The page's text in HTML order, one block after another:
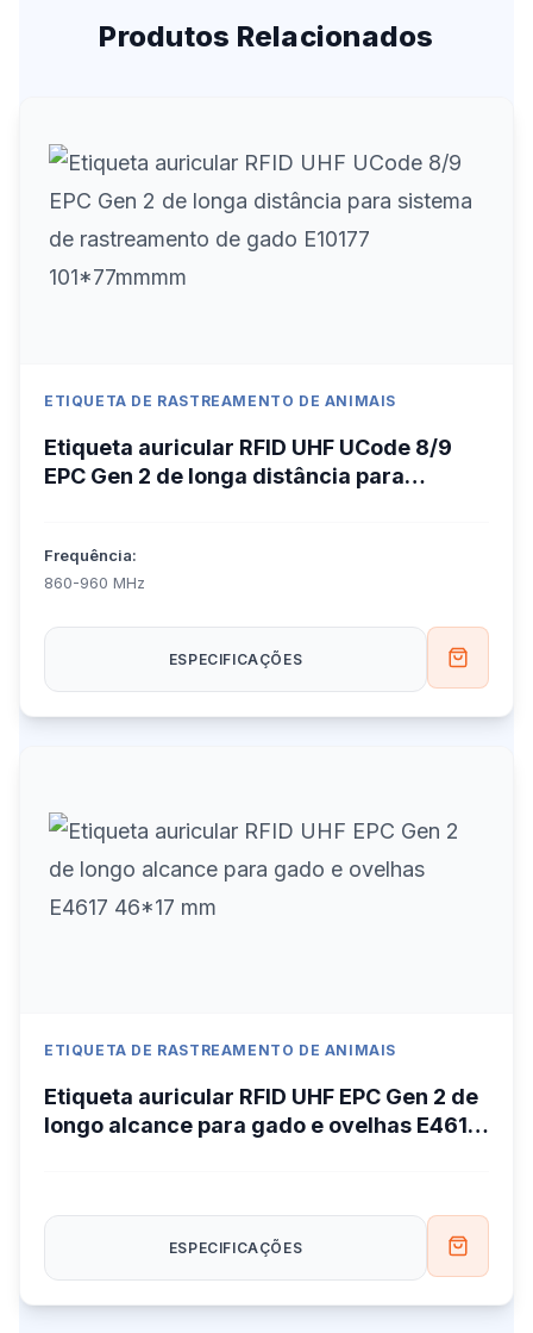
Produtos Relacionados
ETIQUETA DE RASTREAMENTO DE ANIMAIS
Etiqueta auricular RFID UHF UCode 8/9
EPC Gen 2 de longa distância para
Frequência:
860-960 MHz
ESPECIFICAÇÕES
ETIQUETA DE RASTREAMENTO DE ANIMAIS
Etiqueta auricular RFID UHF EPC Gen 2 de
longo alcance para gado e ovelhas E4617
ESPECIFICAÇÕES